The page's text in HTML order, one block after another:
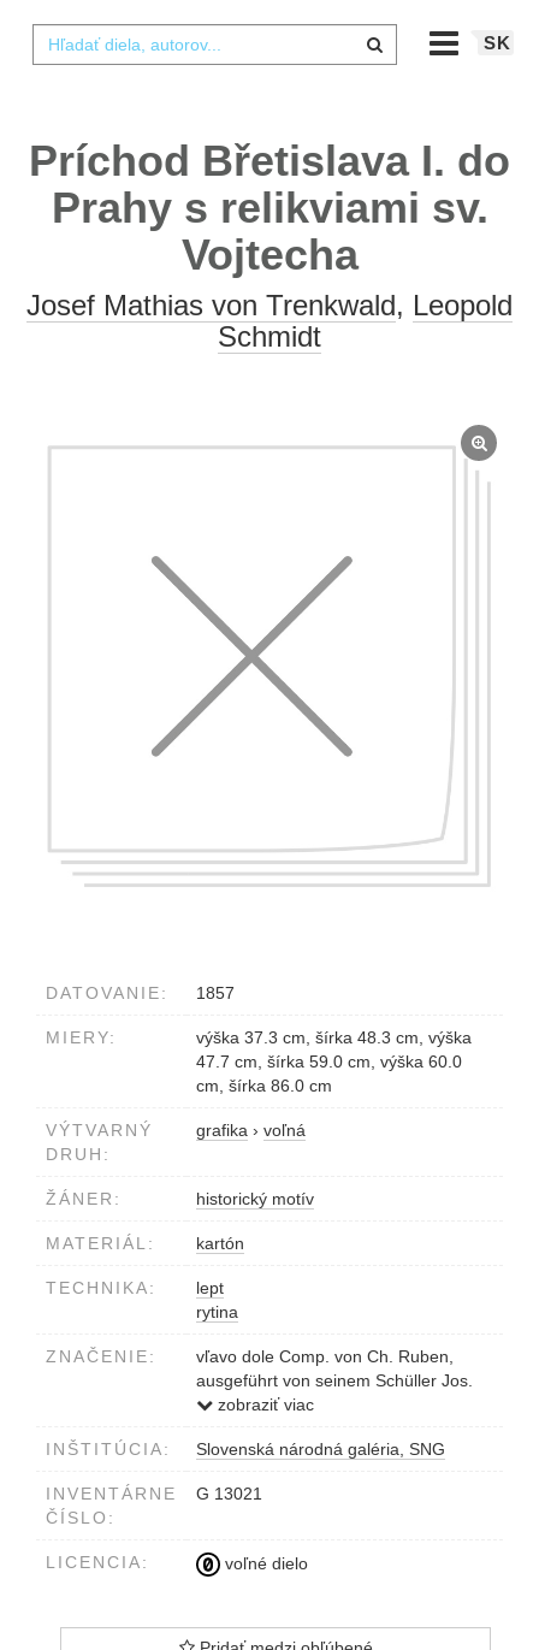
SK
Príchod Břetislava I. do
Prahy s relikviami sv.
Vojtecha
Josef Mathias von Trenkwald, Leopold
Schmidt
DATOVANIE: 1857
MIERY:
výška 37.3 cm, šírka 48.3 cm, výška
47.7 cm, šírka 59.0 cm, výška 60.0
cm, šírka 86.0 cm
VÝTVARNÝ
DRUH:
grafika › voľná
ŽÁNER: historický motív
MATERIÁL: kartón
TECHNIKA:
lept
rytina
ZNAČENIE:
vľavo dole Comp. von Ch. Ruben,
ausgeführt von seinem Schüller Jos.
Trenkwald
1857
Einzug in Prag met den Reliquien des
Břetislava I. vjezd do Prahy s ostatky
sw. Vojtěcha dne 25. Srpna 1039
jednoty krasoumé v Čechách na rok
zobraziť viac
INŠTITÚCIA: Slovenská národná galéria, SNG
INVENTÁRNE
ČÍSLO:
G 13021
LICENCIA: voľné dielo